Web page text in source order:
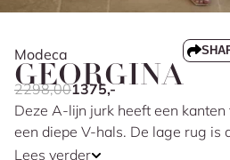
Modeca
GEORGINA
2298,001375,-
Deze A-lijn jurk heeft een
een diepe V-hals. De lage rug is
transparante V-vorm, wat het net
Lees verder